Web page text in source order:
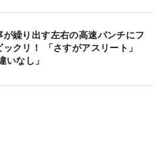
が繰り出す左右の高速パンチにフ
ックリ！ 「さすがアスリート」
いなし」